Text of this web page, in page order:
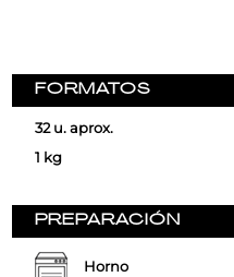
FORMATOS
32 u. aprox.
1 kg
PREPARACIÓN
Horno